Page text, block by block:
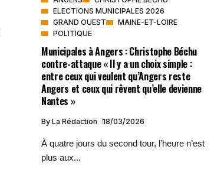
ELECTIONS MUNICIPALES 2026
GRAND OUEST
MAINE-ET-LOIRE
POLITIQUE
Municipales à Angers : Christophe Béchu
contre-attaque « Il y a un choix simple :
entre ceux qui veulent qu’Angers reste
Angers et ceux qui rêvent qu’elle devienne
Nantes »
By La Rédaction 18/03/2026
À quatre jours du second tour, l’heure n’est
plus aux...